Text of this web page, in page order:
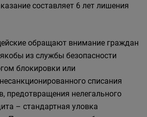
составляет 6 лет лишения
обращают внимание граждан
из службы безопасности
блокировки или
списания
предотвращения нелегального
– стандартная уловка